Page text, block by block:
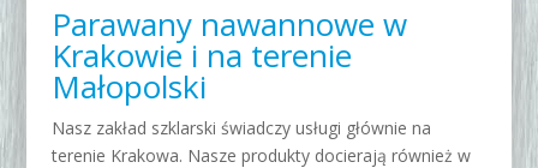
Parawany nawannowe w
Krakowie i na terenie
Małopolski
Nasz zakład szklarski świadczy usługi głównie na
terenie Krakowa. Nasze produkty docierają również w